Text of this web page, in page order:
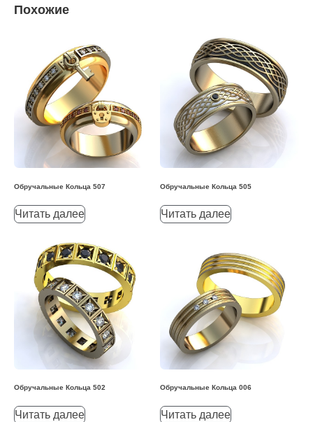
Похожие
Обручальные Кольца 507
Читать далее
Обручальные Кольца 505
Читать далее
Обручальные Кольца 502
Читать далее
Обручальные Кольца 006
Читать далее